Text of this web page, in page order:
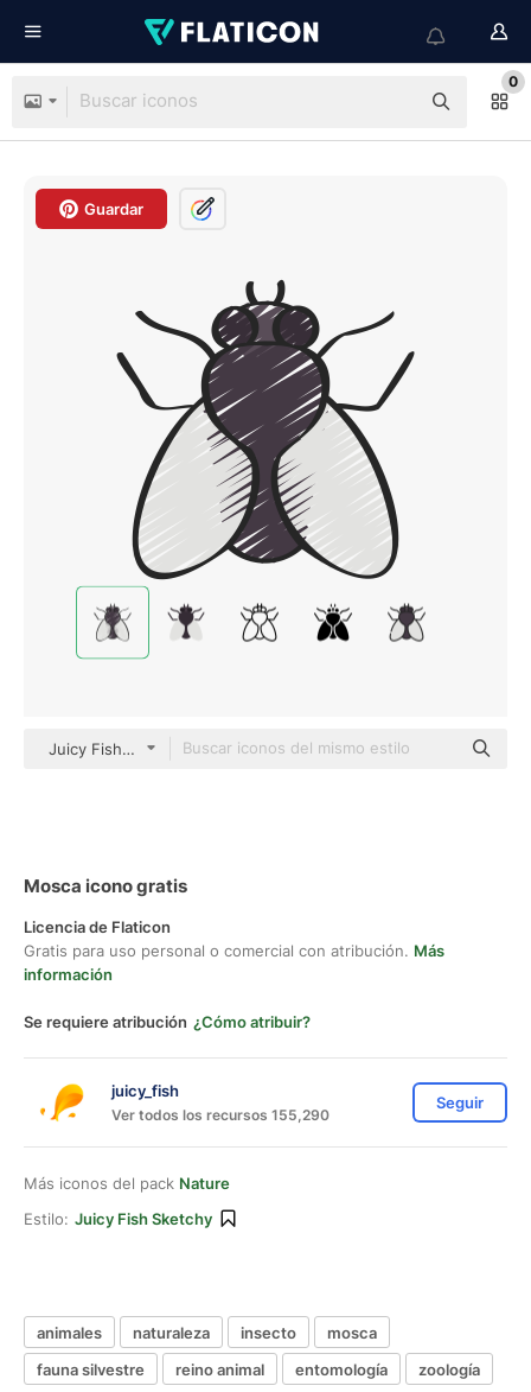
0
Guardar
Juicy Fish Sketchy
Mosca icono gratis
Licencia de Flaticon
Gratis para uso personal o comercial con atribución. Más
información
Se requiere atribución ¿Cómo atribuir?
juicy_fish
Ver todos los recursos 155,290
Seguir
Más iconos del pack Nature
Estilo: Juicy Fish Sketchy
animales naturaleza insecto
mosca
fauna silvestre
reino animal entomología zoología